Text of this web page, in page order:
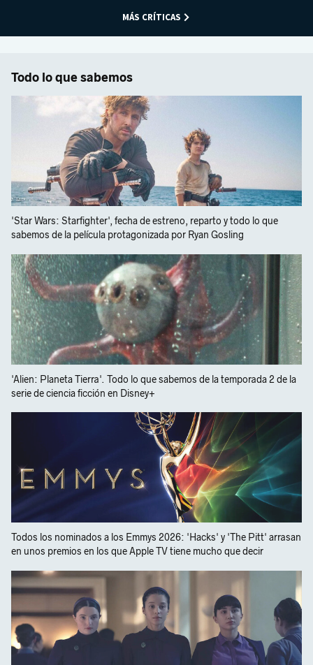
MÁS CRÍTICAS
Todo lo que sabemos
'Star Wars: Starfighter', fecha de estreno, reparto y todo lo que
sabemos de la película protagonizada por Ryan Gosling
'Alien: Planeta Tierra'. Todo lo que sabemos de la temporada 2 de la
serie de ciencia ficción en Disney+
Todos los nominados a los Emmys 2026: 'Hacks' y 'The Pitt' arrasan
en unos premios en los que Apple TV tiene mucho que decir